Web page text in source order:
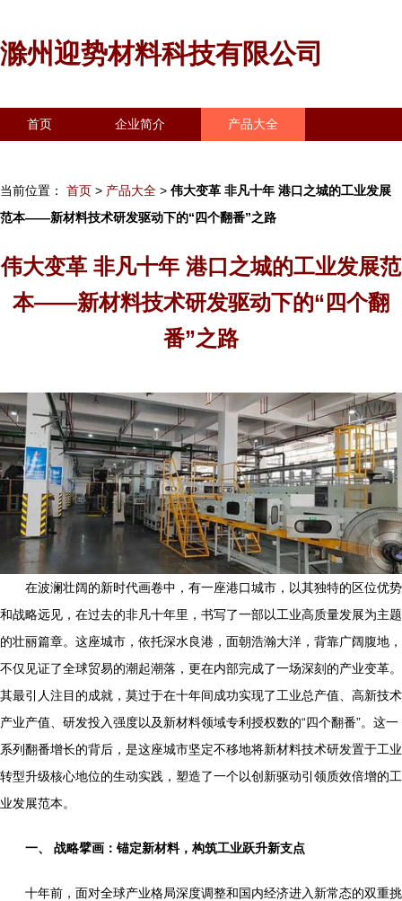
滁州迎势材料科技有限公司
首页 企业简介 产品大全
当前位置： 首页 > 产品大全 > 伟大变革 非凡十年 港口之城的工业发展
范本——新材料技术研发驱动下的“四个翻番”之路
伟大变革 非凡十年 港口之城的工业发展范
本——新材料技术研发驱动下的“四个翻
番”之路
在波澜壮阔的新时代画卷中，有一座港口城市，以其独特的区位优势
和战略远见，在过去的非凡十年里，书写了一部以工业高质量发展为主题
的壮丽篇章。这座城市，依托深水良港，面朝浩瀚大洋，背靠广阔腹地，
不仅见证了全球贸易的潮起潮落，更在内部完成了一场深刻的产业变革。
其最引人注目的成就，莫过于在十年间成功实现了工业总产值、高新技术
产业产值、研发投入强度以及新材料领域专利授权数的“四个翻番”。这一
系列翻番增长的背后，是这座城市坚定不移地将新材料技术研发置于工业
转型升级核心地位的生动实践，塑造了一个以创新驱动引领质效倍增的工
业发展范本。
一、 战略擘画：锚定新材料，构筑工业跃升新支点
十年前，面对全球产业格局深度调整和国内经济进入新常态的双重挑